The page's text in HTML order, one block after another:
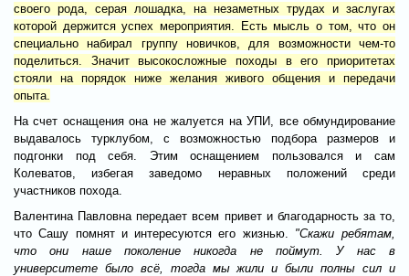
своего рода, серая лошадка, на незаметных трудах и заслугах
которой держится успех мероприятия. Есть мысль о том, что он
специально набирал группу новичков, для возможности чем-то
поделиться. Значит высокосложные походы в его приоритетах
стояли на порядок ниже желания живого общения и передачи
опыта.
На счет оснащения она не жалуется на УПИ, все обмундирование
выдавалось турклубом, с возможностью подбора размеров и
подгонки под себя. Этим оснащением пользовался и сам
Колеватов, избегая заведомо неравных положений среди
участников похода.
Валентина Павловна передает всем привет и благодарность за то,
что Сашу помнят и интересуются его жизнью. "Скажи ребятам,
что они наше поколение никогда не поймут. У нас в
университете было всё, тогда мы жили и были полны сил и